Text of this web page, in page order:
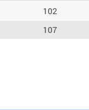
102
107